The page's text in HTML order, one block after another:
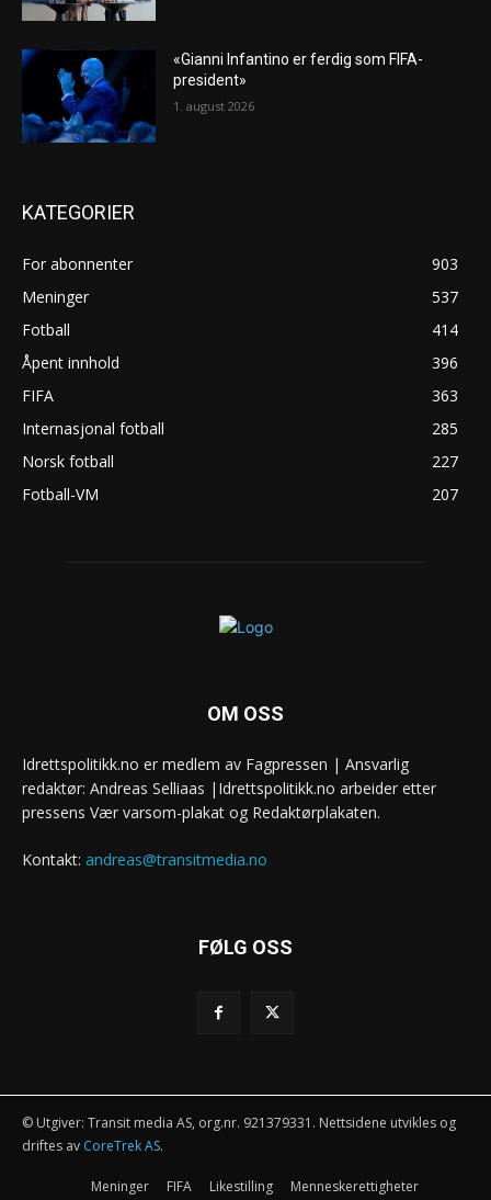
«Gianni Infantino er ferdig som FIFA-
president»
1. august 2026
KATEGORIER
For abonnenter
903
Meninger
537
Fotball
414
Åpent innhold
396
FIFA
363
Internasjonal fotball
285
Norsk fotball
227
Fotball-VM
207
OM OSS
Idrettspolitikk.no er medlem av Fagpressen | Ansvarlig
redaktør: Andreas Selliaas |Idrettspolitikk.no arbeider etter
pressens Vær varsom-plakat og Redaktørplakaten.
Kontakt: andreas@transitmedia.no
FØLG OSS
© Utgiver: Transit media AS, org.nr. 921379331. Nettsidene utvikles og
driftes av CoreTrek AS.
Meninger FIFA Likestilling Menneskerettigheter